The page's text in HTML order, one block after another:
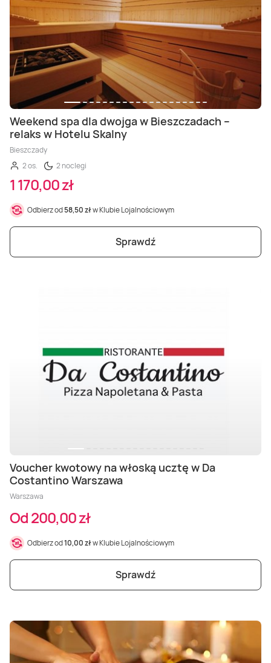
Weekend spa dla dwojga w Bieszczadach –
relaks w Hotelu Skalny
Bieszczady
2 os.
2 noclegi
1 170,00 zł
Odbierz od58,50 złw Klubie Lojalnościowym
Sprawdź
Voucher kwotowy na włoską ucztę w Da
Costantino Warszawa
Warszawa
Od 200,00 zł
Odbierz od10,00 złw Klubie Lojalnościowym
Sprawdź